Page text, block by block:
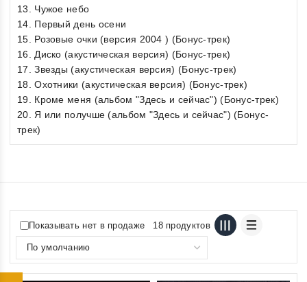
13. Чужое небо
14. Первый день осени
15. Розовые очки (версия 2004 ) (Бонус-трек)
16. Диско (акустическая версия) (Бонус-трек)
17. Звезды (акустическая версия) (Бонус-трек)
18. Охотники (акустическая версия) (Бонус-трек)
19. Кроме меня (альбом "Здесь и сейчас") (Бонус-трек)
20. Я или получше (альбом "Здесь и сейчас") (Бонус-
трек)
Показывать нет в продаже 18 продуктов